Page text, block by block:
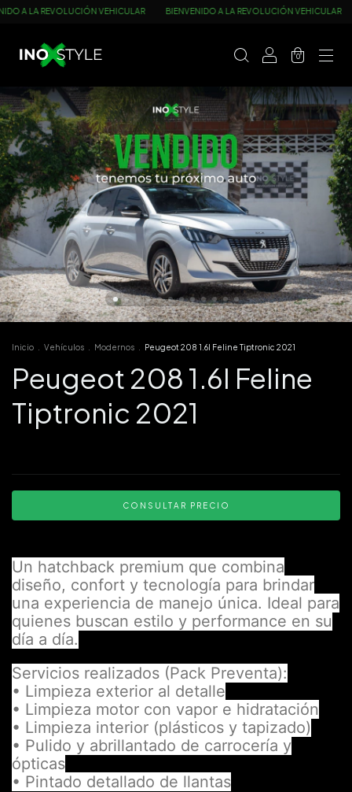
VEHICULAR BIENVENIDO A LA REVOLUCIÓN VEHICULAR
0
Inicio Vehículos Modernos Peugeot 208 1.6l Feline Tiptronic 2021
Peugeot 208 1.6l Feline
Tiptronic 2021
Un hatchback premium que combina
diseño, confort y tecnología para brindar
una experiencia de manejo única. Ideal para
quienes buscan estilo y performance en su
día a día.
Servicios realizados (Pack Preventa):
• Limpieza exterior al detalle
• Limpieza motor con vapor e hidratación
• Limpieza interior (plásticos y tapizado)
• Pulido y abrillantado de carrocería y
ópticas
• Pintado detallado de llantas